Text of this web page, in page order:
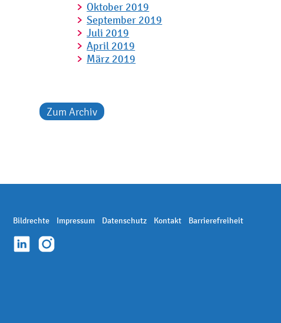
Oktober 2019
September 2019
Juli 2019
April 2019
März 2019
Zum Archiv
Bildrechte Impressum Datenschutz Kontakt
Barrierefreiheit